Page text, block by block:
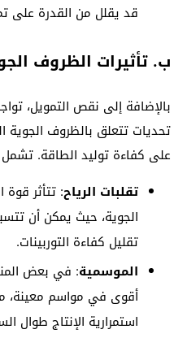
قد يقلل من القدرة على
ب. تأثيرات الظروف
بالإضافة إلى نقص التمويل،
تحديات تتعلق بالظروف الجوية
على كفاءة توليد الطاقة. تشمل
تقلبات الرياح: تتأثر قوة
الجوية، حيث يمكن أن
تقليل كفاءة التوربينات.
الموسمية: في بعض
أقوى في مواسم معينة،
استمرارية الإنتاج طوال